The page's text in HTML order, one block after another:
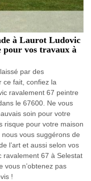
à Laurot Ludovic
pour vos travaux à
par des
ce fait, confiez la
ravalement 67 peintre
le 67600. Ne vous
soin pour votre
risque pour votre maison
vous suggérons de
l’art et aussi selon vos
ravalement 67 à Selestat
vous n’obtenez pas
!